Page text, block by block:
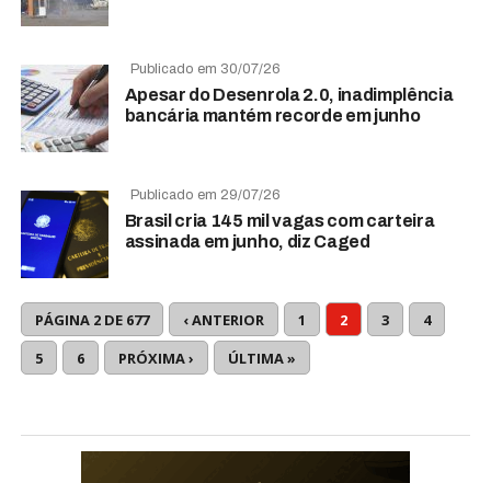
Publicado em 30/07/26
Apesar do Desenrola 2.0, inadimplência
bancária mantém recorde em junho
Publicado em 29/07/26
Brasil cria 145 mil vagas com carteira
assinada em junho, diz Caged
PÁGINA 2 DE 677 ‹ ANTERIOR 1 2 3
4
5
6 PRÓXIMA › ÚLTIMA »